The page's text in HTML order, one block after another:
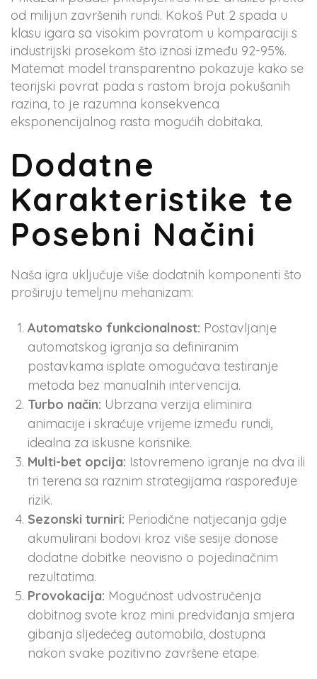
od milijun završenih rundi. Kokoš Put 2 spada u
klasu igara sa visokim povratom u komparaciji s
industrijski prosekom što iznosi između 92-95%.
Matemat model transparentno pokazuje kako se
teorijski povrat pada s rastom broja pokušanih
razina, to je razumna konsekvenca
eksponencijalnog rasta mogućih dobitaka.
Dodatne
Karakteristike te
Posebni Načini
Naša igra uključuje više dodatnih komponenti što
proširuju temeljnu mehanizam:
Automatsko funkcionalnost: Postavljanje
automatskog igranja sa definiranim
postavkama isplate omogućava testiranje
metoda bez manualnih intervencija.
Turbo način: Ubrzana verzija eliminira
animacije i skraćuje vrijeme između rundi,
idealna za iskusne korisnike.
Multi-bet opcija: Istovremeno igranje na dva ili
tri terena sa raznim strategijama raspoređuje
rizik.
Sezonski turniri: Periodične natjecanja gdje
akumulirani bodovi kroz više sesije donose
dodatne dobitke neovisno o pojedinačnim
rezultatima.
Provokacija: Mogućnost udvostručenja
dobitnog svote kroz mini predviđanja smjera
gibanja sljedećeg automobila, dostupna
nakon svake pozitivno završene etape.